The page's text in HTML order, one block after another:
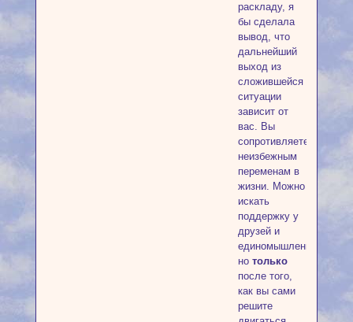
раскладу, я
бы сделала
вывод, что
дальнейший
выход из
сложившейся
ситуации
зависит от
вас. Вы
сопротивляетесь
неизбежным
переменам в
жизни. Можно
искать
поддержку у
друзей и
единомышленников,
но только
после того,
как вы сами
решите